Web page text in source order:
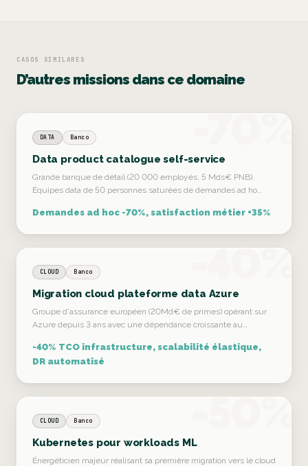
CASOS SIMILARES
D’autres missions dans ce domaine
-70%
DATA Banco
Data product catalogue self-service
Grande banque de détail (20 000 employés, 5 Mds€ PNB).
Équipes data de 50 personnes saturées de demandes ad ho…
Demandes ad hoc -70%, satisfaction métier +35%
-40%
CLOUD Banco
Migration cloud plateforme data Azure
Groupe d'assurance européen (20Md€ de primes) opérant sur
Azure depuis 3 ans avec une dépendance croissante au…
-40% TCO infrastructure, scalabilité élastique,
DR automatisé
-50%
CLOUD Banco
Kubernetes pour workloads ML
Énergéticien majeur réalisant sa première migration vers le cloud